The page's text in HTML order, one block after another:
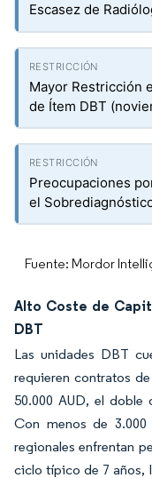
Escasez de
Mayor Restricción
de Ítem DBT
Preocupaciones
el
Fuente: Mordor
Alto Coste de
DBT
Las unidades DBT
requieren contratos
50.000 AUD, el doble
Con menos de 3.000
regionales enfrentan
ciclo típico de 7 años,